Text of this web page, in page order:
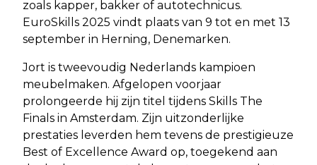
zoals kapper, bakker of autotechnicus.
EuroSkills 2025 vindt plaats van 9 tot en met 13
september in Herning, Denemarken.
Jort is tweevoudig Nederlands kampioen
meubelmaken. Afgelopen voorjaar
prolongeerde hij zijn titel tijdens Skills The
Finals in Amsterdam. Zijn uitzonderlijke
prestaties leverden hem tevens de prestigieuze
Best of Excellence Award op, toegekend aan